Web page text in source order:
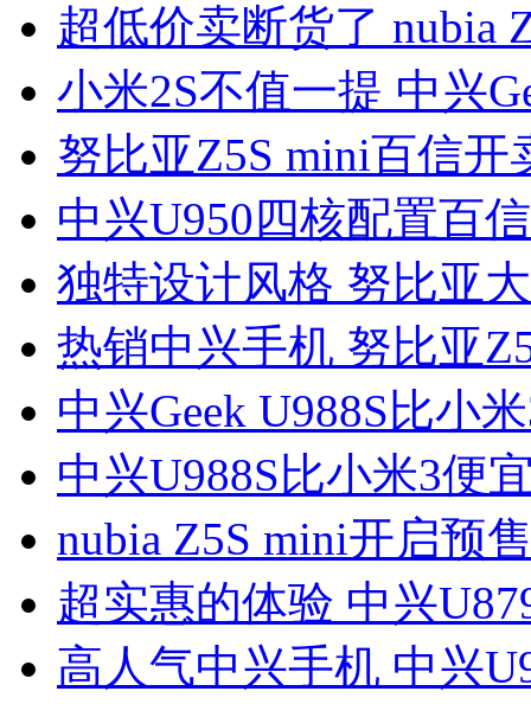
超低价卖断货了 nubia
小米2S不值一提 中兴
努比亚Z5S mini百信开
中兴U950四核配置百
独特设计风格 努比亚
热销中兴手机 努比亚
中兴Geek U988S比小
中兴U988S比小米3便
nubia Z5S mini开启预
超实惠的体验 中兴
高人气中兴手机 中兴